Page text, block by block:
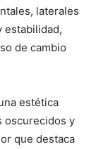
laterales
estabilidad,
de cambio
estética
oscurecidos y
que destaca